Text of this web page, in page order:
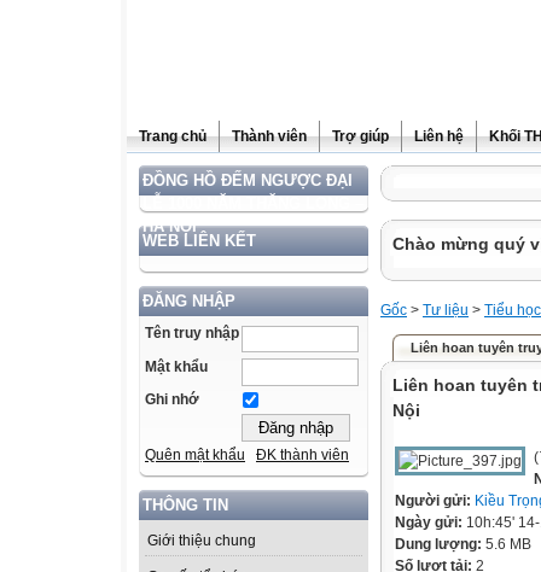
Trang chủ Thành viên Trợ giúp Liên hệ Khối
ĐỒNG HỒ ĐẾM NGƯỢC ĐẠI
HÀ NỘI
WEB LIÊN KẾT
ĐĂNG NHẬP
Tên truy nhập
Mật khẩu
Ghi nhớ
Quên mật khẩu ĐK thành viên
THÔNG TIN
Giới thiệu chung
Chào mừng quý
Gốc > Tư liệu > Tiểu học
Liên hoan tuyên
Liên hoan tuyên
Nội
(
Người gửi: Kiều
Ngày gửi: 10h:45'
Dung lượng: 5.6 MB
Số lượt tải: 2